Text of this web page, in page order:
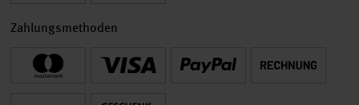
Zahlungsmethoden